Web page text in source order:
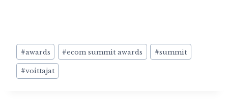
Avainsanat:
#awards #ecom summit awards #summit
#voittajat